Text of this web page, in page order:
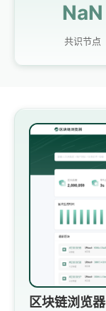
NaN
共识节点
区块链浏览器